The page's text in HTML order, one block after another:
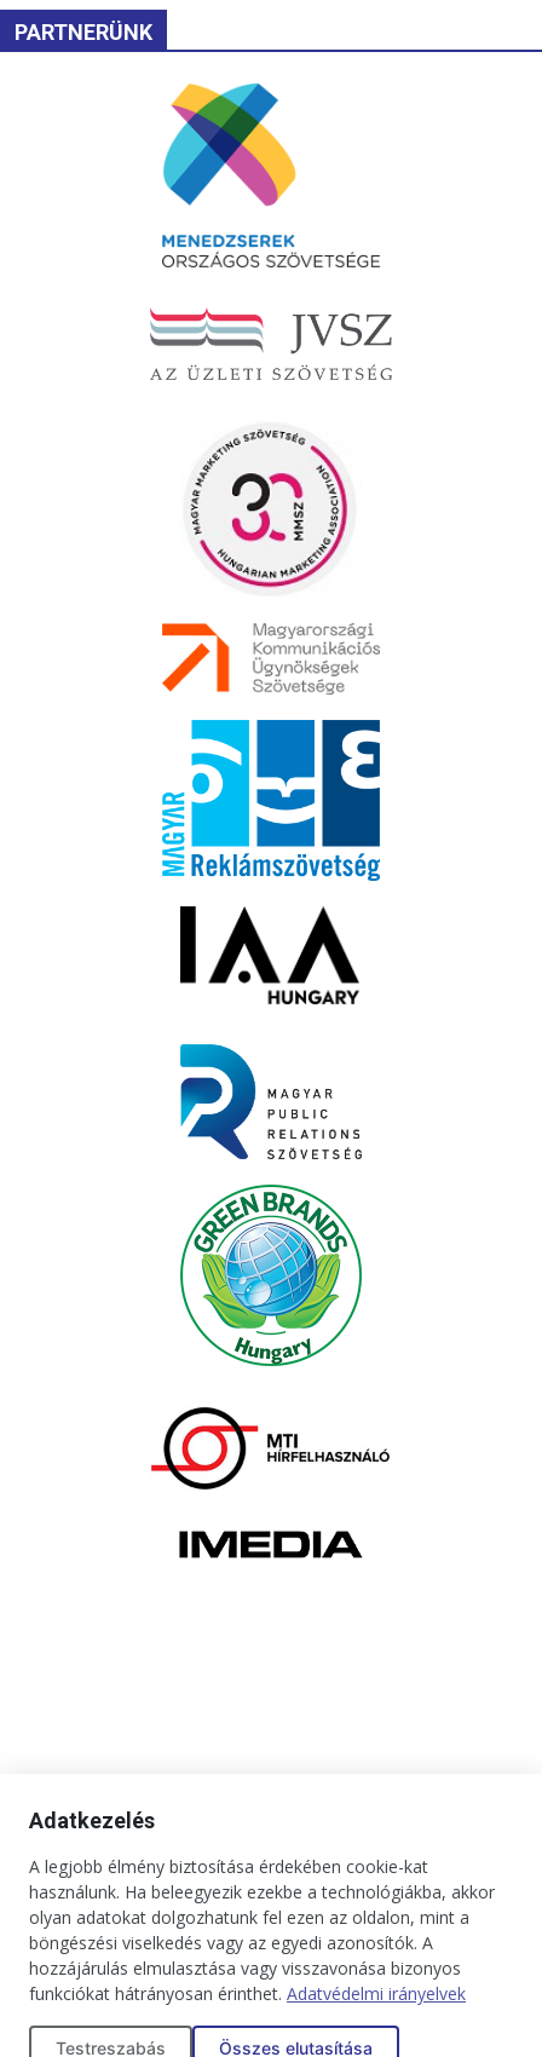
PARTNERÜNK
Kapcsolat Impresszum Médiaajánlat Jogi tudnivalók
Adatkezelés
A legjobb élmény biztosítása érdekében cookie-kat
használunk. Ha beleegyezik ezekbe a technológiákba, akkor
olyan adatokat dolgozhatunk fel ezen az oldalon, mint a
böngészési viselkedés vagy az egyedi azonosítók. A
hozzájárulás elmulasztása vagy visszavonása bizonyos
funkciókat hátrányosan érinthet. Adatvédelmi irányelvek
Testreszabás Összes elutasítása